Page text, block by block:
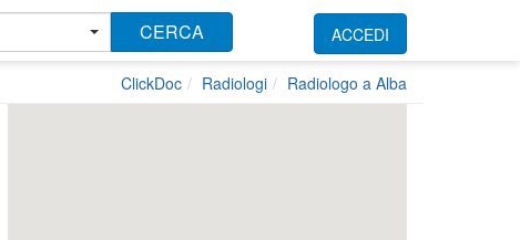
CERCA ACCEDI
ClickDoc Radiologi Radiologo a Alba